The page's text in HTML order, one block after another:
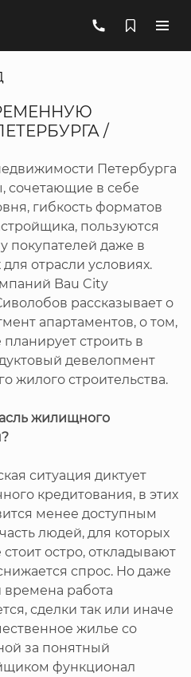
/
Петербурга
сочетающие в себе
гибкость форматов
пользуются
покупателей даже в
отрасли условиях.
Bau City
рассказывает о
апартаментов, о том,
строить в
девелопмент
жилого строительства.
жилищного
ситуация диктует
кредитования, в этих
менее доступным
людей, для которых
остро, откладывают
спрос. Но даже
времена работа
сделки так или иначе
жилье со
за понятный
функционал